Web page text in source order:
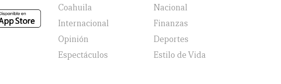
Coahuila
Nacional
Internacional
Finanzas
Opinión
Deportes
Espectáculos
Estilo de Vida